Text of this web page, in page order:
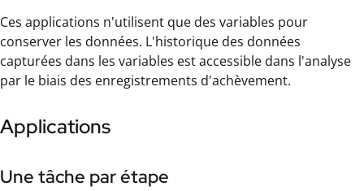
Ces applications n'utilisent que des variables pour
conserver les données. L'historique des données
capturées dans les variables est accessible dans l'analyse
par le biais des enregistrements d'achèvement.
Applications
Une tâche par étape